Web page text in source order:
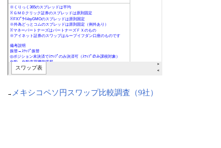
→ メキシコペソ円スワップ比較調査（9社）